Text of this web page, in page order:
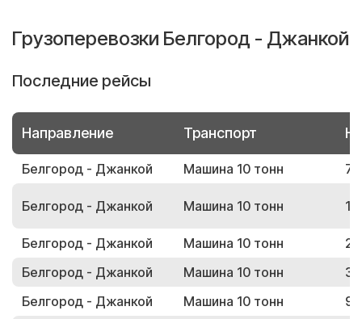
Грузоперевозки Белгород - Джанкой
Последние рейсы
Направление Транспорт
Белгород - Джанкой Машина 10 тонн
Белгород - Джанкой Машина 10 тонн
Белгород - Джанкой Машина 10 тонн
Белгород - Джанкой
Машина 10 тонн
Белгород - Джанкой
Машина 10 тонн